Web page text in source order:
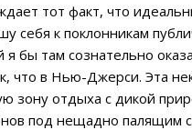
тот факт, что
себя к поклонникам
я бы там сознательно
что в Нью-Джерси. Эта
зону отдыха с дикой
под нещадно палящим